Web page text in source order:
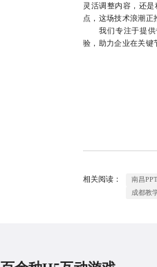
灵活调整内容，还
点，这场技术浪潮正
我们专注于提供专
验，助力企业在关键
相关阅读： 南昌
成都教